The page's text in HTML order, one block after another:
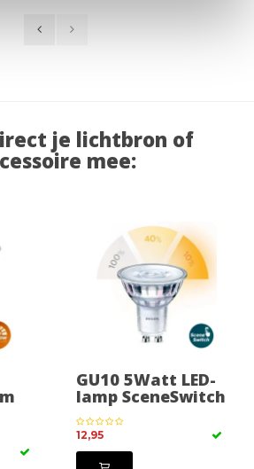
je lichtbron of
mee:
GU10 5Watt LED-
lamp SceneSwitch
12,95